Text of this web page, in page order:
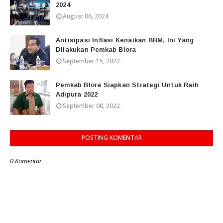
2024
August 06, 2024
Antisipasi Inflasi Kenaikan BBM, Ini Yang
Dilakukan Pemkab Blora
September 15, 2022
Pemkab Blora Siapkan Strategi Untuk Raih
Adipura 2022
September 08, 2022
POSTING KOMENTAR
0 Komentar